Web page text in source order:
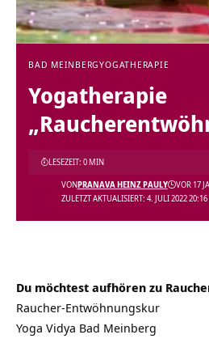
BAD MEINBERGYOGATHERAPIE
Yogatherapie
ZULETZT AKTUALISIERT: 4. JULI 2022 20:16
VONPRANAVA HEINZ PAULY VOR 17
LESEZEIT: 0 MIN
Du möchtest aufhören zu
Raucher-Entwöhnungskur
Yoga Vidya Bad Meinberg